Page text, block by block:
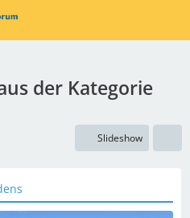
der Kategorie
Slideshow